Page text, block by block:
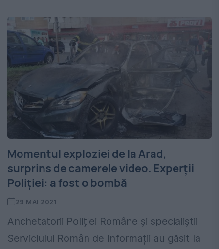
Momentul exploziei de la Arad,
surprins de camerele video. Experții
Poliției: a fost o bombă
29 MAI 2021
Anchetatorii Poliției Române și specialiștii
Serviciului Român de Informații au găsit la